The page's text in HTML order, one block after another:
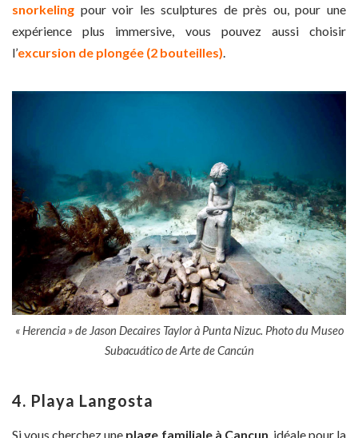
snorkeling pour voir les sculptures de près ou, pour une
expérience plus immersive, vous pouvez aussi choisir
l’excursion de plongée (2 bouteilles).
« Herencia » de Jason Decaires Taylor à Punta Nizuc. Photo du Museo
Subacuático de Arte de Cancún
4. Playa Langosta
Si vous cherchez une plage familiale à Cancun , idéale pour la